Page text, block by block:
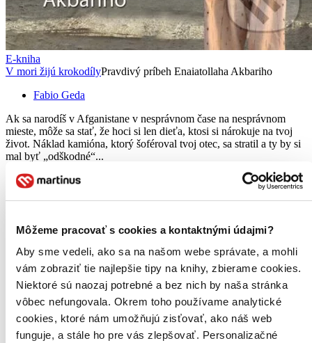
Môžeme pracovať s cookies a kontaktnými údajmi?
Aby sme vedeli, ako sa na našom webe správate, a mohli
vám zobraziť tie najlepšie tipy na knihy, zbierame cookies.
Niektoré sú naozaj potrebné a bez nich by naša stránka
vôbec nefungovala. Okrem toho používame analytické
cookies, ktoré nám umožňujú zisťovať, ako náš web
funguje, a stále ho pre vás zlepšovať. Personalizačné
E-kniha
V mori žijú krokodílyPravdivý príbeh Enaiatollaha Akbariho
Fabio Geda
Ak sa narodíš v Afganistane v nesprávnom čase na nesprávnom
mieste, môže sa stať, že hoci si len dieťa, ktosi si nárokuje na tvoj
život. Náklad kamióna, ktorý šoféroval tvoj otec, sa stratil a ty by si
mal byť „odškodné“...
E-kniha EPUB
Pridať do zoznamu
Vypredané
Ach, mrzí nás to, z tejto knihy sa už predali všetky výtlačky a
nemáme ju na sklade my ani vydavateľ :( Teoreticky však
môžete mať šťastie v niektorých iných obchodoch, ktoré ešte
nepredali posledné kusy.
Pridať do zoznamu
Čítaná